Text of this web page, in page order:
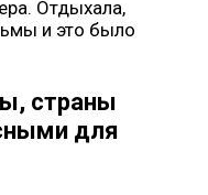
Отдыхала,
и это было
страны
для